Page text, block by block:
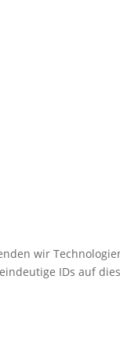
wir
IDs auf